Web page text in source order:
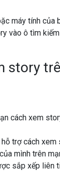
máy tính
vào ô tìm
story
cách xem
trợ cách
mình trên
sắp xếp liên